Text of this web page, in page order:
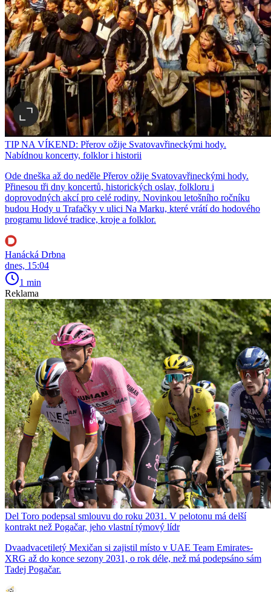
TIP NA VÍKEND: Přerov ožije Svatovavřineckými hody.
Nabídnou koncerty, folklor i historii
Ode dneška až do neděle Přerov ožije Svatovavřineckými hody.
Přinesou tři dny koncertů, historických oslav, folkloru i
doprovodných akcí pro celé rodiny. Novinkou letošního ročníku
budou Hody u Trafačky v ulici Na Marku, které vrátí do hodového
programu lidové tradice, kroje a folklor.
Hanácká Drbna
dnes, 15:04
1 min
Reklama
Del Toro podepsal smlouvu do roku 2031. V pelotonu má delší
kontrakt než Pogačar, jeho vlastní týmový lídr
Dvaadvacetiletý Mexičan si zajistil místo v UAE Team Emirates-
XRG až do konce sezony 2031, o rok déle, než má podepsáno sám
Tadej Pogačar.